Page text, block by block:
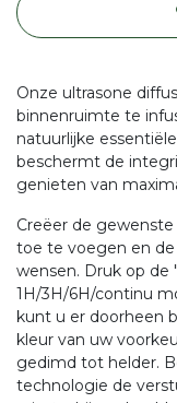
Onze ultrasone
binnenruimte te
natuurlijke
beschermt de
genieten van
Creëer de gewenste
toe te voegen en
wensen. Druk op
1H/3H/6H/continu
kunt u er doorheen
kleur van uw
gedimd tot helder.
technologie de